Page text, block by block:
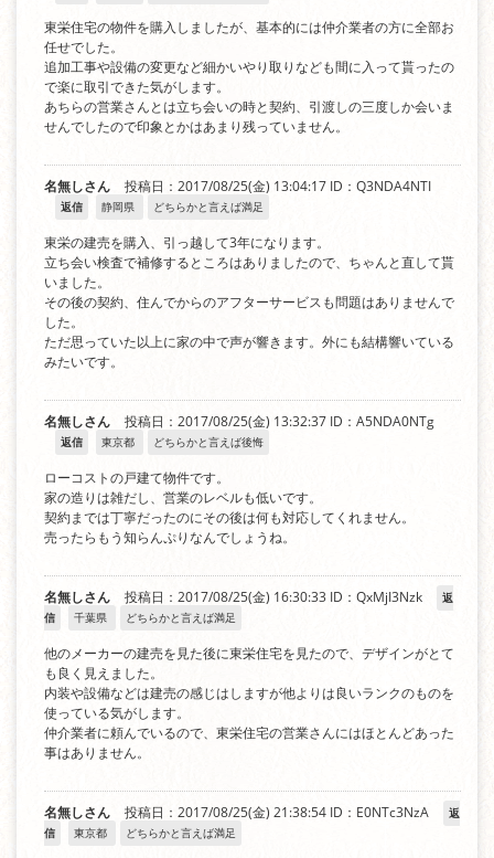
東栄住宅の物件を購入しましたが、基本的には仲介業者の方に全部お
任せでした。
追加工事や設備の変更など細かいやり取りなども間に入って貰ったの
で楽に取引できた気がします。
あちらの営業さんとは立ち会いの時と契約、引渡しの三度しか会いま
せんでしたので印象とかはあまり残っていません。
名無しさん 投稿日：2017/08/25(金) 13:04:17 ID：Q3NDA4NTI
返信 静岡県 どちらかと言えば満足
東栄の建売を購入、引っ越して3年になります。
立ち会い検査で補修するところはありましたので、ちゃんと直して貰
いました。
その後の契約、住んでからのアフターサービスも問題はありませんで
した。
ただ思っていた以上に家の中で声が響きます。外にも結構響いている
みたいです。
名無しさん 投稿日：2017/08/25(金) 13:32:37 ID：A5NDA0NTg
返信 東京都 どちらかと言えば後悔
ローコストの戸建て物件です。
家の造りは雑だし、営業のレベルも低いです。
契約までは丁寧だったのにその後は何も対応してくれません。
売ったらもう知らんぷりなんでしょうね。
名無しさん 投稿日：2017/08/25(金) 16:30:33 ID：QxMjI3Nzk
返
信
千葉県 どちらかと言えば満足
他のメーカーの建売を見た後に東栄住宅を見たので、デザインがとて
も良く見えました。
内装や設備などは建売の感じはしますが他よりは良いランクのものを
使っている気がします。
仲介業者に頼んでいるので、東栄住宅の営業さんにはほとんどあった
事はありません。
名無しさん 投稿日：2017/08/25(金) 21:38:54 ID：E0NTc3NzA
返
信
東京都 どちらかと言えば満足